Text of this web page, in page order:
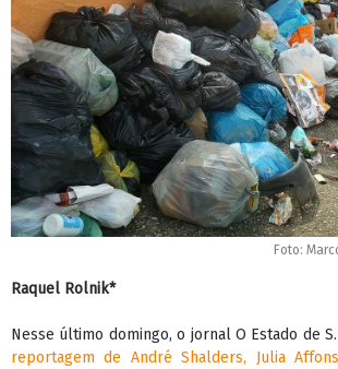
Foto:
Raquel Rolnik*
Nesse último domingo, o jornal O Estado de
reportagem de André Shalders, Julia